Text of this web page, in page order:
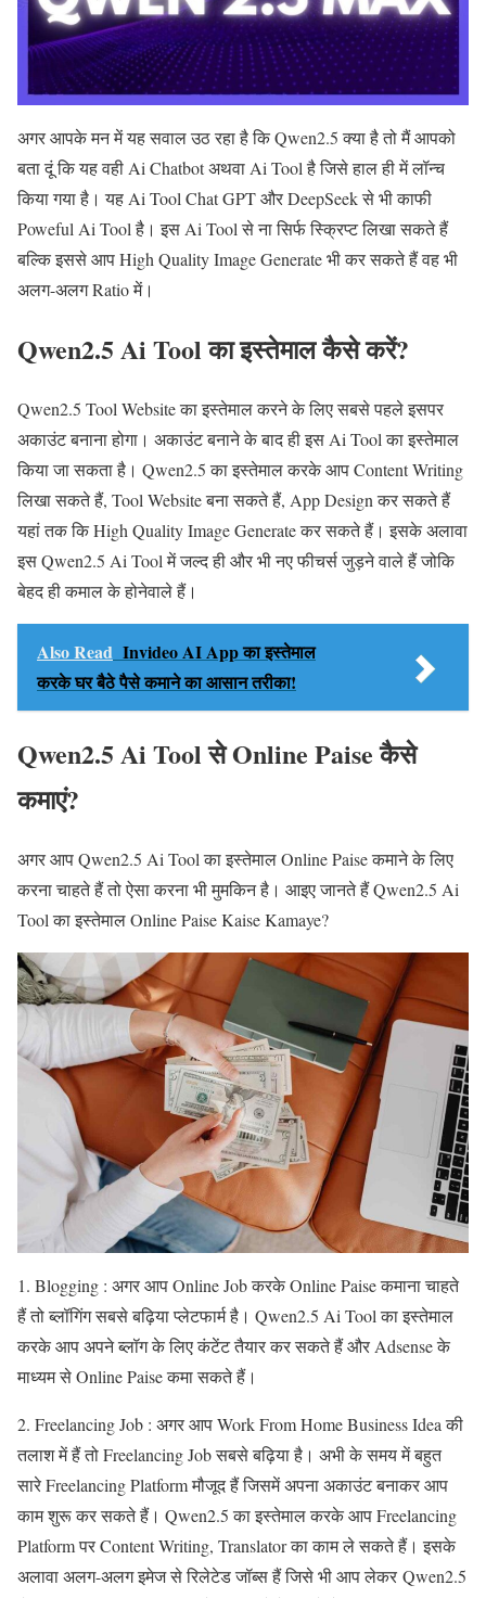
अगर आपके मन में यह सवाल उठ रहा है कि Qwen2.5 क्या है तो मैं आपको
बता दूं कि यह वही Ai Chatbot अथवा Ai Tool है जिसे हाल ही में लॉन्च
किया गया है। यह Ai Tool Chat GPT और DeepSeek से भी काफी
Poweful Ai Tool है। इस Ai Tool से ना सिर्फ स्क्रिप्ट लिखा सकते हैं
बल्कि इससे आप High Quality Image Generate भी कर सकते हैं वह भी
अलग-अलग Ratio में।
Qwen2.5 Ai Tool का इस्तेमाल कैसे करें?
Qwen2.5 Tool Website का इस्तेमाल करने के लिए सबसे पहले इसपर
अकाउंट बनाना होगा। अकाउंट बनाने के बाद ही इस Ai Tool का इस्तेमाल
किया जा सकता है। Qwen2.5 का इस्तेमाल करके आप Content Writing
लिखा सकते हैं, Tool Website बना सकते हैं, App Design कर सकते हैं
यहां तक कि High Quality Image Generate कर सकते हैं। इसके अलावा
इस Qwen2.5 Ai Tool में जल्द ही और भी नए फीचर्स जुड़ने वाले हैं जोकि
बेहद ही कमाल के होनेवाले हैं।
Also Read Invideo AI App का इस्तेमाल
करके घर बैठे पैसे कमाने का आसान तरीका!
Qwen2.5 Ai Tool से Online Paise कैसे
कमाएं?
अगर आप Qwen2.5 Ai Tool का इस्तेमाल Online Paise कमाने के लिए
करना चाहते हैं तो ऐसा करना भी मुमकिन है। आइए जानते हैं Qwen2.5 Ai
Tool का इस्तेमाल Online Paise Kaise Kamaye?
1. Blogging : अगर आप Online Job करके Online Paise कमाना चाहते
हैं तो ब्लॉगिंग सबसे बढ़िया प्लेटफार्म है। Qwen2.5 Ai Tool का इस्तेमाल
करके आप अपने ब्लॉग के लिए कंटेंट तैयार कर सकते हैं और Adsense के
माध्यम से Online Paise कमा सकते हैं।
2. Freelancing Job : अगर आप Work From Home Business Idea की
तलाश में हैं तो Freelancing Job सबसे बढ़िया है। अभी के समय में बहुत
सारे Freelancing Platform मौजूद हैं जिसमें अपना अकाउंट बनाकर आप
काम शुरू कर सकते हैं। Qwen2.5 का इस्तेमाल करके आप Freelancing
Platform पर Content Writing, Translator का काम ले सकते हैं। इसके
अलावा अलग-अलग इमेज से रिलेटेड जॉब्स हैं जिसे भी आप लेकर Qwen2.5